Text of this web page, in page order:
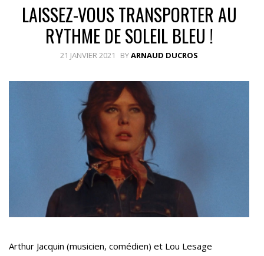
LAISSEZ-VOUS TRANSPORTER AU
RYTHME DE SOLEIL BLEU !
21 JANVIER 2021 BYARNAUD DUCROS
Arthur Jacquin (musicien, comédien) et Lou Lesage